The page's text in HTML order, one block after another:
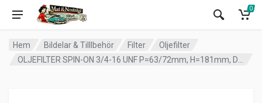
0
Hem Bildelar & Tilllbehör Filter
Oljefilter